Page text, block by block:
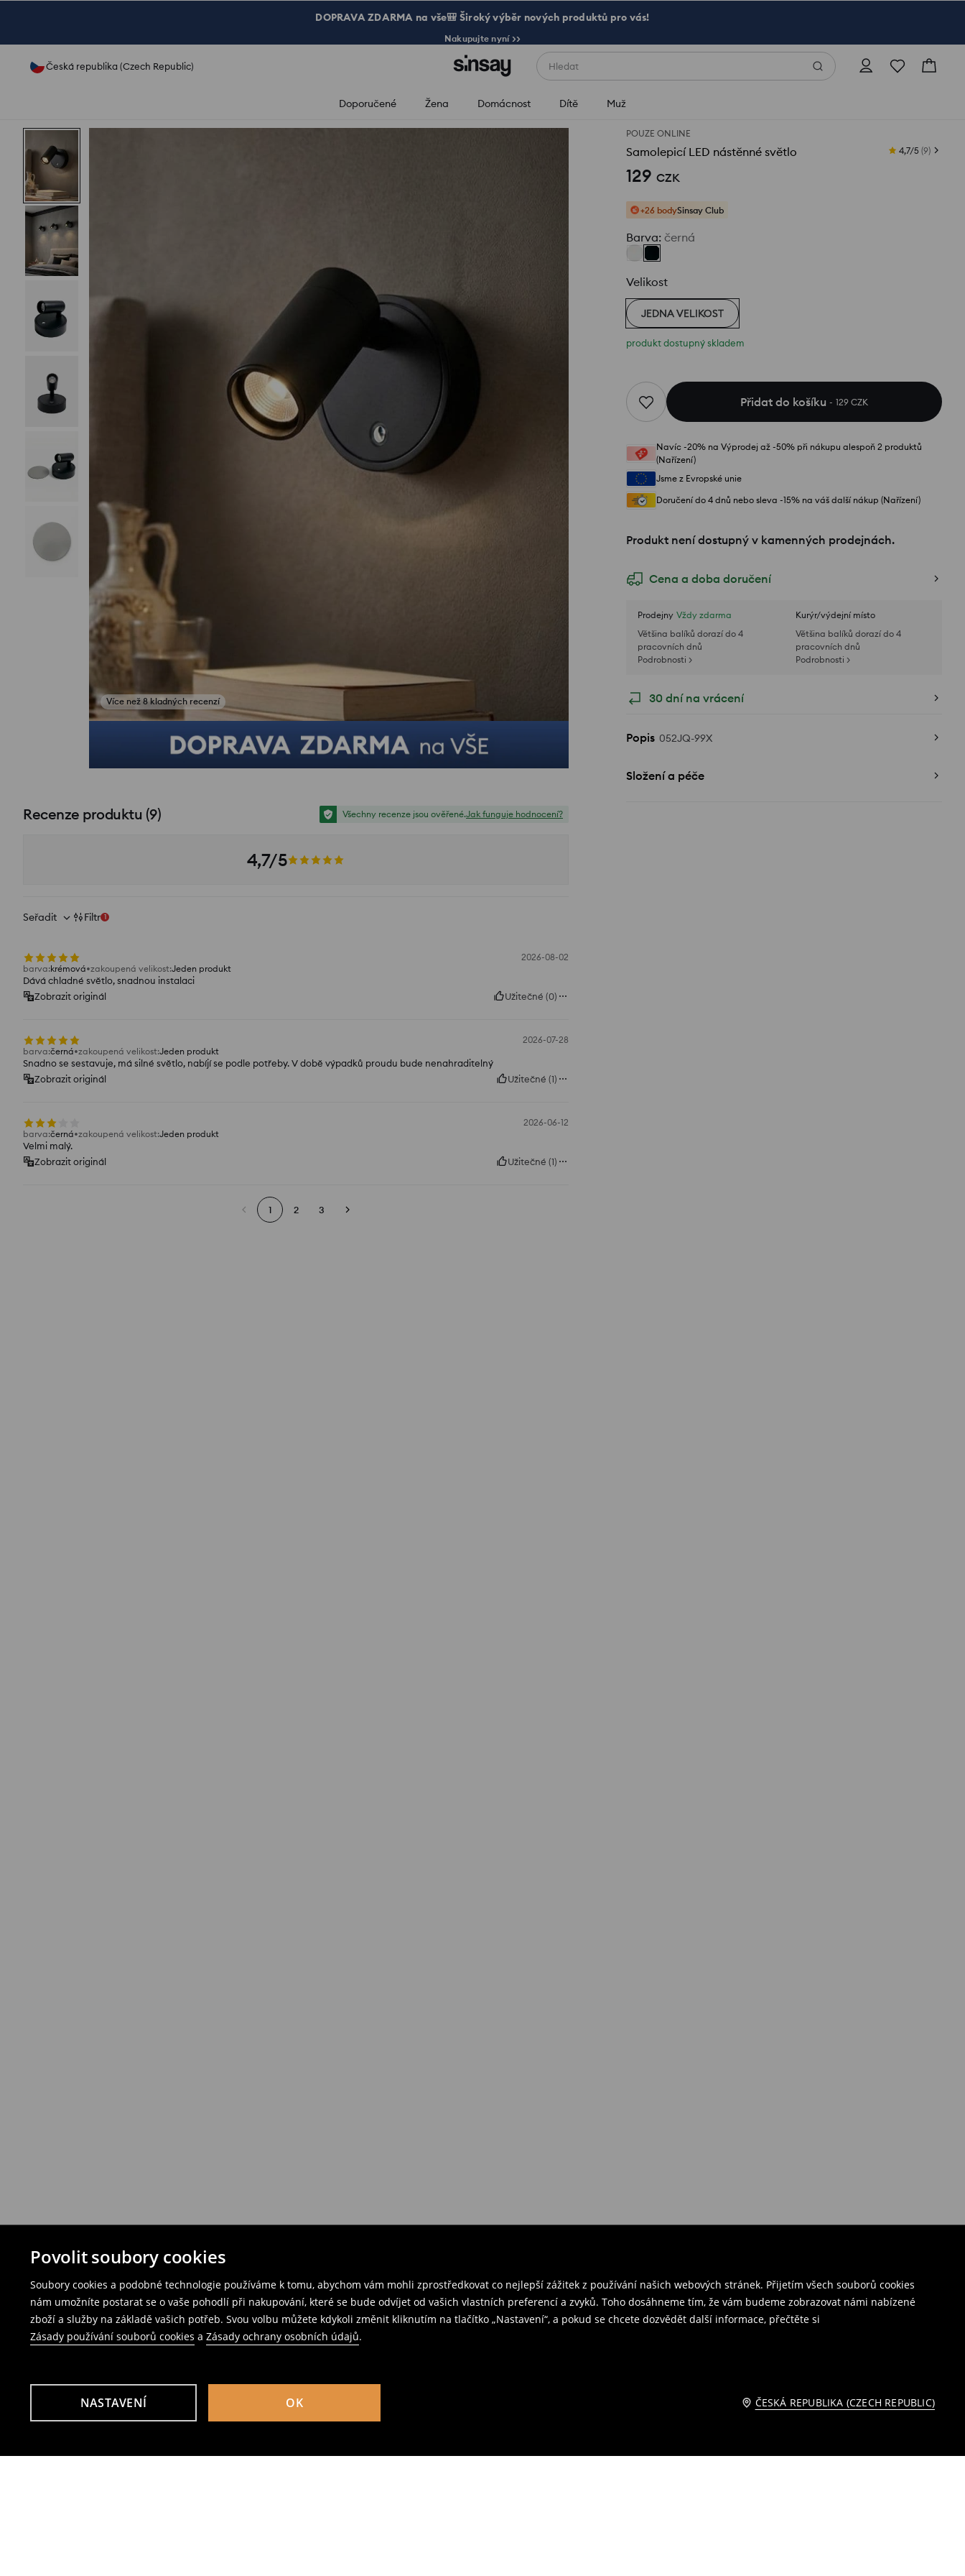
Povolit soubory cookies
Soubory cookies a podobné technologie používáme k tomu, abychom vám mohli zprostředkovat co nejlepší zážitek z používání našich webových stránek. Přijetím všech souborů cookies
nám umožníte postarat se o vaše pohodlí při nakupování, které se bude odvíjet od vašich vlastních preferencí a zvyků. Toho dosáhneme tím, že vám budeme zobrazovat námi nabízené
zboží a služby na základě vašich potřeb. Svou volbu můžete kdykoli změnit kliknutím na tlačítko „Nastavení“, a pokud se chcete dozvědět další informace, přečtěte si
Zásady používání souborů cookies a Zásady ochrany osobních údajů.
NASTAVENÍ OK ČESKÁ REPUBLIKA (CZECH REPUBLIC)
DOPRAVA ZDARMA na vše🎒 Široký výběr nových produktů pro vás!
Nakupujte nyní >>
Česká republika (Czech Republic) Hledat
Doporučené Žena Domácnost Dítě Muž
POUZE ONLINE
Samolepicí LED nástěnné světlo 4,7/5 (9)
129 CZK
+26 bodySinsay Club
Barva: černá
Velikost
JEDNA VELIKOST
produkt dostupný skladem
Přidat do košíku 129 CZK
Navíc -20% na Výprodej až -50% při nákupu alespoň 2 produktů
(Nařízení)
Jsme z Evropské unie
Doručení do 4 dnů nebo sleva -15% na váš další nákup (Nařízení)
Produkt není dostupný v kamenných prodejnách.
Cena a doba doručení
Prodejny Vždy zdarma
Většina balíků dorazí do 4
pracovních dnů
Podrobnosti >
Kurýr/výdejní místo
Většina balíků dorazí do 4
pracovních dnů
Podrobnosti >
30 dní na vrácení
Popis 052JQ-99X
Složení a péče
Někdo nakoupil během posledních 4 hodin
Recenze produktu (9) Všechny recenze jsou ověřené.Jak funguje hodnocení?
4,7/5
Seřadit Filtr 1
2026-08-02
barva:krémová zakoupená velikost:Jeden produkt
Dává chladné světlo, snadnou instalaci
Zobrazit originál
Užitečné (0)
2026-07-28
barva:černá zakoupená velikost:Jeden produkt
Snadno se sestavuje, má silné světlo, nabíjí se podle potřeby. V době výpadků proudu bude nenahraditelný
Zobrazit originál
Užitečné (1)
2026-06-12
barva:černá zakoupená velikost:Jeden produkt
Velmi malý.
Zobrazit originál
Užitečné (1)
1 2 3